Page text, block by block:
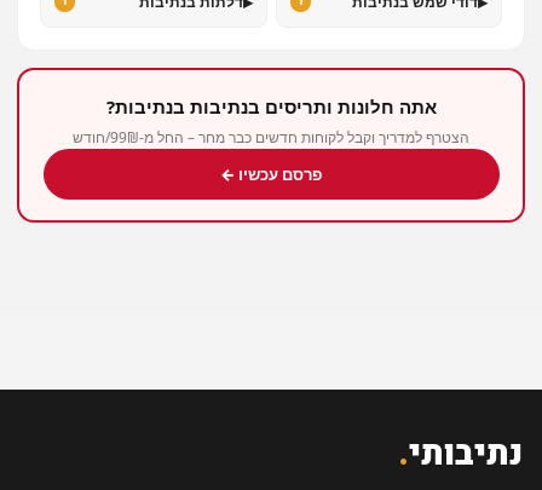
אתה חלונות ותריסים בנתיבות בנתיבות?
הצטרף למדריך וקבל לקוחות חדשים כבר מחר – החל מ-99₪/חודש
פרסם עכשיו ←
נתיבותי.